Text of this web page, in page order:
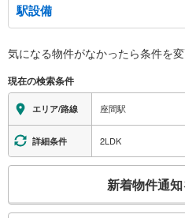
駅設備
※段差なしでの移動経路
地上⇔改札⇔ホーム：○
エレベータ
・各ホーム⇔改札
・東口１Ｆ
・西口１Ｆ
トイレ
・改札内
気になる物件がなかったら条件を
現在の検索条件
エリア/路線 座間駅
詳細条件 2LDK
検
新着物件通